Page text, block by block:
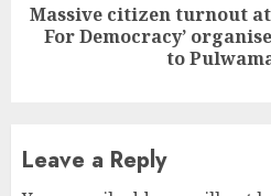
Next
Massive citizen turnout at
For Democracy’
to
Leave a Reply